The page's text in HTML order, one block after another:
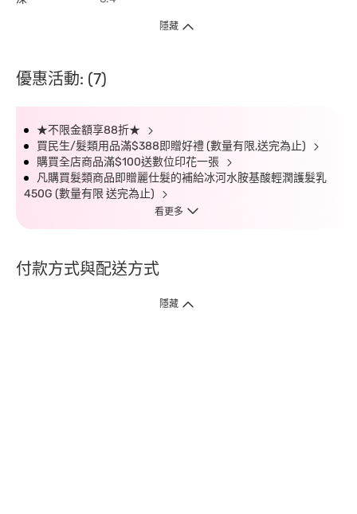
隱藏
優惠活動: (7)
★不限金額享88折★
買民生/髮類用品滿$388即贈好禮 (數量有限,送完為止)
購買全店商品滿$100送數位印花一張
凡購買髮類商品即贈麗仕髮的補給冰河水胺基酸輕潤護髮乳
450G (數量有限 送完為止)
看更多
付款方式與配送方式
隱藏